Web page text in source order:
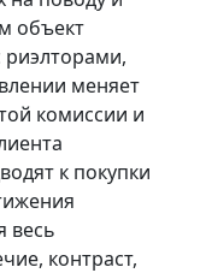
объект
меняет
комиссии и
к покупки
весь
контраст,